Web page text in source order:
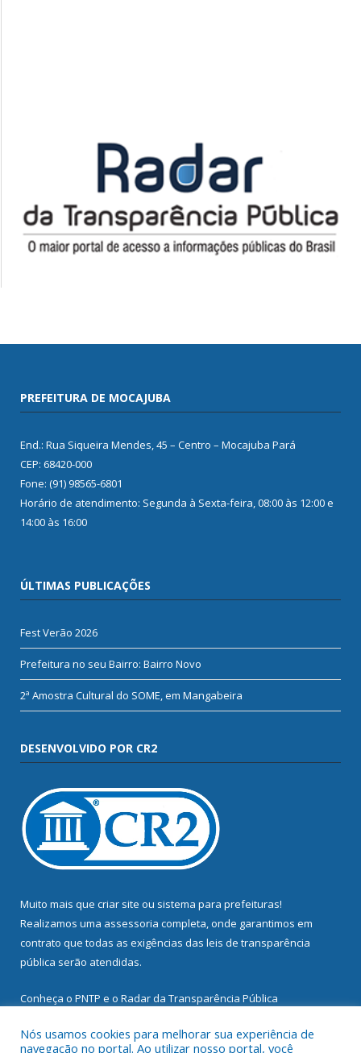
PREFEITURA DE MOCAJUBA
End.: Rua Siqueira Mendes, 45 – Centro – Mocajuba Pará
CEP: 68420-000
Fone: (91) 98565-6801
Horário de atendimento: Segunda à Sexta-feira, 08:00 às 12:00 e
14:00 às 16:00
ÚLTIMAS PUBLICAÇÕES
Fest Verão 2026
Prefeitura no seu Bairro: Bairro Novo
2ª Amostra Cultural do SOME, em Mangabeira
DESENVOLVIDO POR CR2
Muito mais que criar site ou sistema para prefeituras!
Realizamos uma assessoria completa, onde garantimos em
contrato que todas as exigências das leis de transparência
pública serão atendidas.
Conheça o PNTP e o Radar da Transparência Pública
Nós usamos cookies para melhorar sua experiência de
navegação no portal. Ao utilizar nosso portal, você